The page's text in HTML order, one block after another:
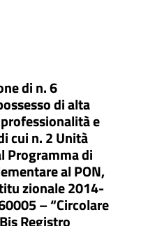
di n. 6
di alta
e
cui n. 2 Unità
Programma di
al PON,
zionale 2014-
– “Circolare
Registro